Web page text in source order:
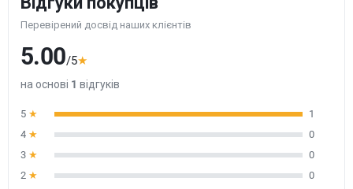
Перевірений досвід наших клієнтів
5.00/5★
на основі 1 відгуків
5 ★
1
4 ★
0
3 ★
0
2 ★
0